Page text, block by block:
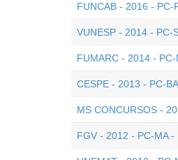
FUNCAB - 2016 - PC-
VUNESP - 2014 - PC-
FUMARC - 2014 -
CESPE - 2013 - PC-
MS CONCURSOS -
FGV - 2012 - PC-MA